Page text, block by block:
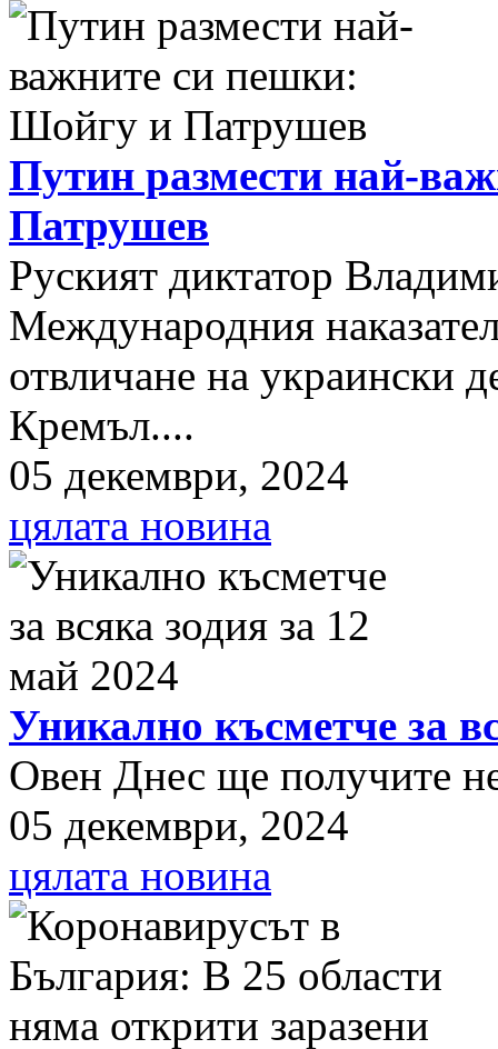
Путин размести най-
Патрушев
Руският диктатор
Международния
отвличане на украински
Кремъл....
05 декември, 2024
цялата новина
Уникално късметче за
Овен Днес ще получите
05 декември, 2024
цялата новина